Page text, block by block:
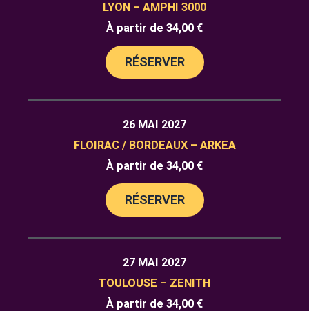
LYON – AMPHI 3000
À partir de 34,00 €
RÉSERVER
26 MAI 2027
FLOIRAC / BORDEAUX – ARKEA
À partir de 34,00 €
RÉSERVER
27 MAI 2027
TOULOUSE – ZENITH
À partir de 34,00 €